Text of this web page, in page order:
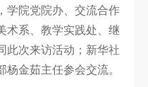
学院党院办、交流合作
术系、教学实践处、继
此次来访活动；新华社
金茹主任参会交流。